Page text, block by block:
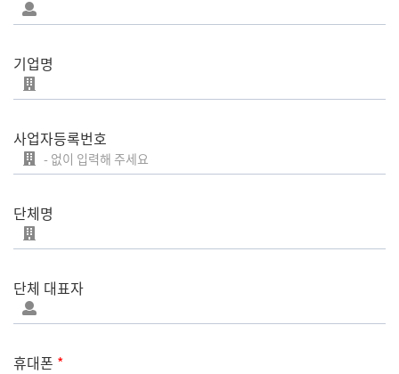
기업명
사업자등록번호
단체명
단체 대표자
휴대폰 *